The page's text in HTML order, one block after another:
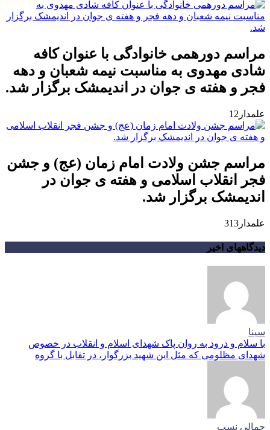
مراسم دورهمی خانوادگی با عنوان کافه
شادی مهدوی به مناسبت نیمه شعبان و دهه
فجر و هفته ی جوان در اندیمشک برگزار شد.
علمدار12
مراسم جشن ولادت امام زمان (عج) و جشن
فجر انقلاب اسلامی و هفته ی جوان در
اندیمشک برگزار شد.
علمدار313
دیدگاههای اخیر
سینا
با سلام و درود به روان پاک شهدای اسلام و انقلاب در خصوص
شهدای مظلومی که مثل این شهید بزرگوار، در تقابل با گروه
جمالی نسب